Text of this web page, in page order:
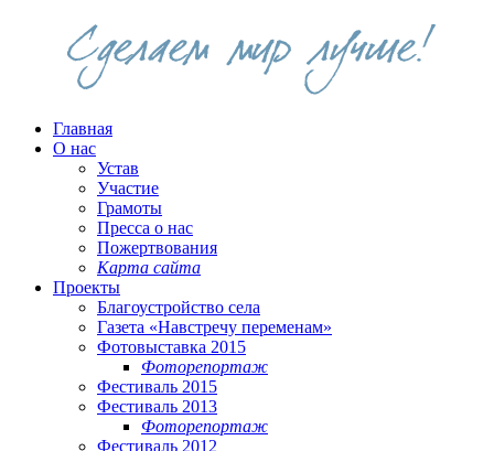
Главная
О нас
Устав
Участие
Грамоты
Пресса о нас
Пожертвования
Карта сайта
Проекты
Благоустройство села
Газета «Навстречу переменам»
Фотовыставка 2015
Фоторепортаж
Фестиваль 2015
Фестиваль 2013
Фоторепортаж
Фестиваль 2012